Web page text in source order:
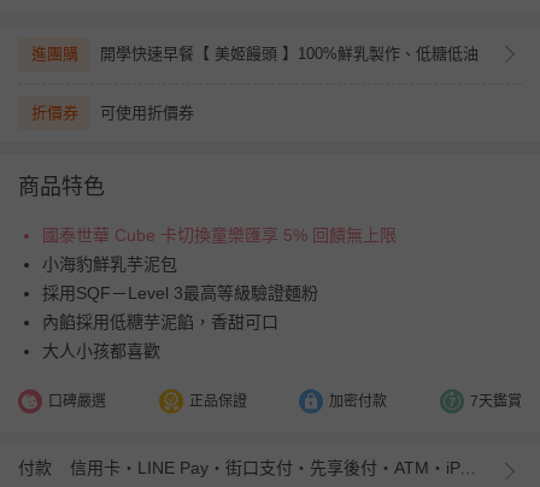
進團購 開學快速早餐【 美姬饅頭 】100%鮮乳製作、低糖低油
折價券 可使用折價券
商品特色
國泰世華 Cube 卡切換童樂匯享 5% 回饋無上限
小海豹鮮乳芋泥包
採用SQF－Level 3最高等級驗證麵粉
內餡採用低糖芋泥餡，香甜可口
大人小孩都喜歡
口碑嚴選 正品保證 加密付款 7天鑑賞
付款 信用卡・LINE Pay・街口支付・先享後付・ATM・iPASS MONEY